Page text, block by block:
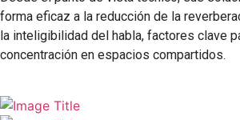
forma eficaz a la reducción de la
la inteligibilidad del habla, factores clave
concentración en espacios compartidos.